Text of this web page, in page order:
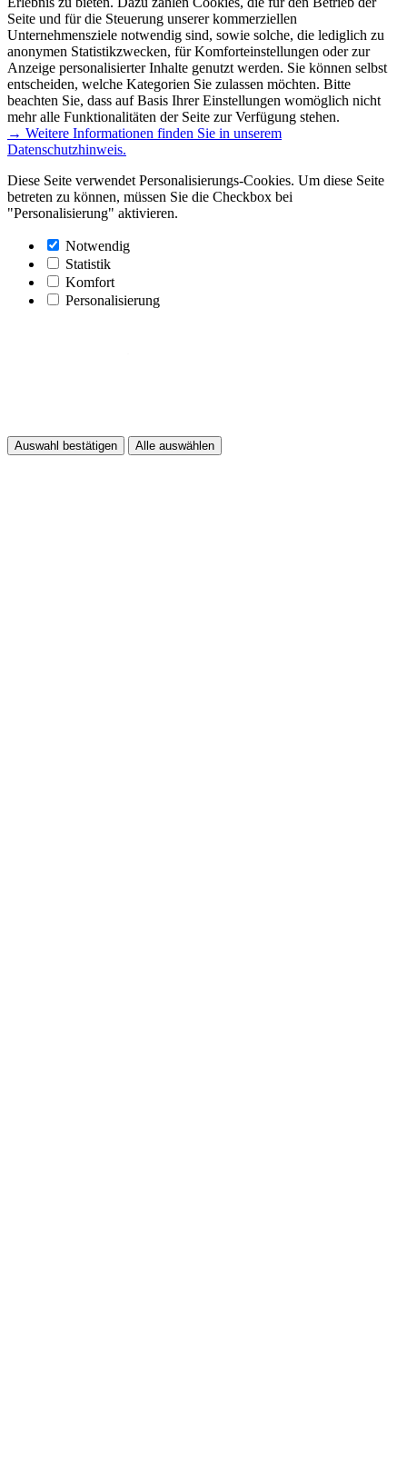
Seite und für die Steuerung unserer kommerziellen
Unternehmensziele notwendig sind, sowie solche, die lediglich zu
anonymen Statistikzwecken, für Komforteinstellungen oder zur
Anzeige personalisierter Inhalte genutzt werden. Sie können selbst
entscheiden, welche Kategorien Sie zulassen möchten. Bitte
beachten Sie, dass auf Basis Ihrer Einstellungen womöglich nicht
mehr alle Funktionalitäten der Seite zur Verfügung stehen.
→ Weitere Informationen finden Sie in unserem
Datenschutzhinweis.
Diese Seite verwendet Personalisierungs-Cookies. Um diese Seite
betreten zu können, müssen Sie die Checkbox bei
"Personalisierung" aktivieren.
Notwendig
Statistik
Komfort
Personalisierung
Auswahl bestätigen Alle auswählen